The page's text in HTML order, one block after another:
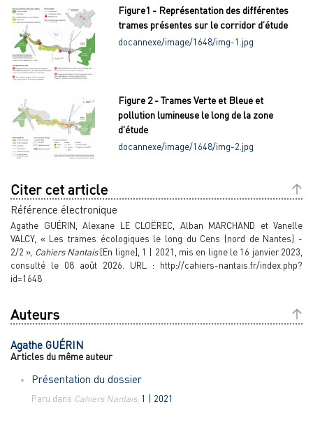
Figure1 - Représentation des différentes
trames présentes sur le corridor d’étude
docannexe/image/1648/img-1.jpg
Figure 2 - Trames Verte et Bleue et
pollution lumineuse le long de la zone
d'étude
docannexe/image/1648/img-2.jpg
Citer cet article
Référence électronique
Agathe GUÉRIN Alexane LE CLOËREC Alban MARCHAND et Vanelle
VALCY, « Les trames écologiques le long du Cens (nord de Nantes) -
2/2 », Cahiers Nantais[En ligne], 1 | 2021, mis en ligne le 16 janvier 2023,
consulté le 08 août 2026. URL : http://cahiers-nantais.fr/index.php?
id=1648
Auteurs
Agathe GUÉRIN
Articles du même auteur
Présentation du dossier
Paru dans Cahiers Nantais, 1 | 2021